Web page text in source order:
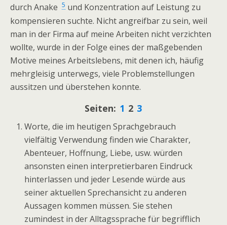
durch Anake 5 und Konzentration auf Leistung zu
kompensieren suchte. Nicht angreifbar zu sein, weil
man in der Firma auf meine Arbeiten nicht verzichten
wollte, wurde in der Folge eines der maßgebenden
Motive meines Arbeitslebens, mit denen ich, häufig
mehrgleisig unterwegs, viele Problemstellungen
aussitzen und überstehen konnte.
Seiten: 1 2 3
Worte, die im heutigen Sprachgebrauch
vielfältig Verwendung finden wie Charakter,
Abenteuer, Hoffnung, Liebe, usw. würden
ansonsten einen interpretierbaren Eindruck
hinterlassen und jeder Lesende würde aus
seiner aktuellen Sprechansicht zu anderen
Aussagen kommen müssen. Sie stehen
zumindest in der Alltagssprache für begrifflich